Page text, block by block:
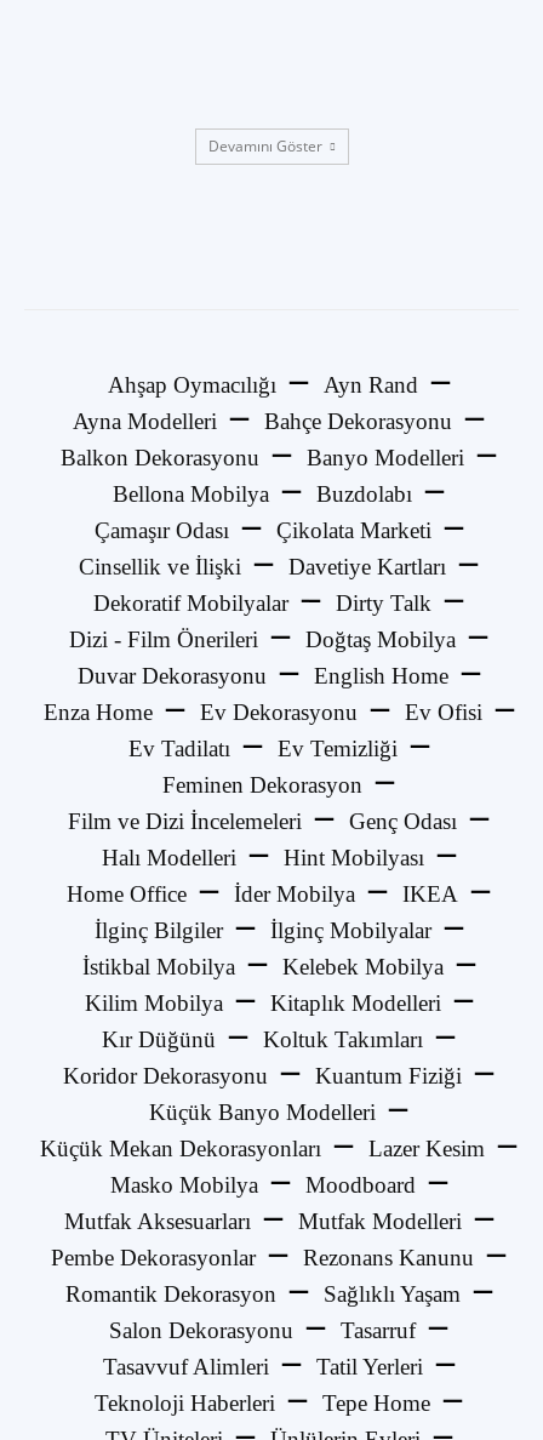
Devamını Göster
Ahşap Oymacılığı
Ayn Rand
Ayna Modelleri
Bahçe Dekorasyonu
Balkon Dekorasyonu
Banyo Modelleri
Bellona Mobilya
Buzdolabı
Çamaşır Odası
Çikolata Marketi
Cinsellik ve İlişki
Davetiye Kartları
Dekoratif Mobilyalar
Dirty Talk
Dizi - Film Önerileri
Doğtaş Mobilya
Duvar Dekorasyonu
English Home
Enza Home
Ev Dekorasyonu
Ev Ofisi
Ev Tadilatı
Ev Temizliği
Feminen Dekorasyon
Film ve Dizi İncelemeleri
Genç Odası
Halı Modelleri
Hint Mobilyası
Home Office
İder Mobilya
IKEA
İlginç Bilgiler
İlginç Mobilyalar
İstikbal Mobilya
Kelebek Mobilya
Kilim Mobilya
Kitaplık Modelleri
Kır Düğünü
Koltuk Takımları
Koridor Dekorasyonu
Kuantum Fiziği
Küçük Banyo Modelleri
Küçük Mekan Dekorasyonları
Lazer Kesim
Masko Mobilya
Moodboard
Mutfak Aksesuarları
Mutfak Modelleri
Pembe Dekorasyonlar
Rezonans Kanunu
Romantik Dekorasyon
Sağlıklı Yaşam
Salon Dekorasyonu
Tasarruf
Tasavvuf Alimleri
Tatil Yerleri
Teknoloji Haberleri
Tepe Home